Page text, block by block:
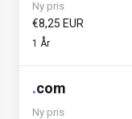
Ny pris
€8,25 EUR
1 År
.com
Ny pris